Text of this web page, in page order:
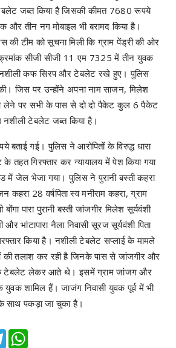
जब्त किया है जिसकी कीमत 7680 रूपये
और तीन नग मोबाइल भी बरामद किया है।
की टीम को सूचना मिली कि ग्राम पेंड्री की ओर
सीजी सीजी 11 एम 7325 में तीन युवक
कफ सिरप और टेबलेट रखे हुए। पुलिस
जिस पर उन्होंने अपना नाम साजन, मिलेश
लेने पर सभी के पास से दो दो पैकेट कुल 6 पैकेट
टेबलेट जब्त किया है।
गई। पुलिस ने आरोपितों के विरुद्ध धारा
तहत गिरफ्तार कर न्यायालय में पेश किया गया
में जेल भेजा गया। पुलिस ने पुरानी बस्ती कहरा
कहरा 28 वर्षपिता स्व मनीराम कहरा, ग्राम
बोंगा पारा पुरानी बस्ती जांजगीर मिलेश सूर्यवंशी
और भांटापारा नैला निवासी सूरज सूर्यवंशी पिता
किया है। नशीली टेबलेट सप्लाई के मामले
की तलाश कर रही है जिनके पास से जांजगीर और
टेबलेट लेकर आते थे। इसमें ग्राम जांजग और
शामिल हैं। जाजंग निवासी युवक पूर्व में भी
साथ पकड़ा जा चुका है।
Telegram